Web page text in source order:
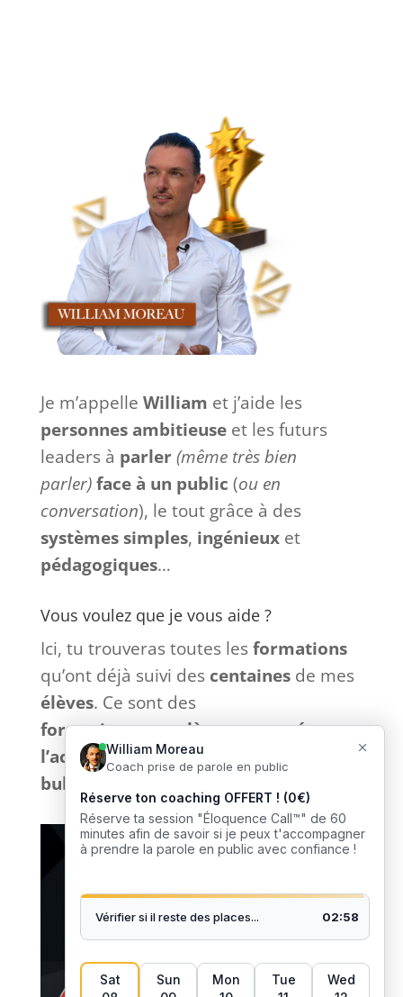
Je m’appelle William et j’aide les
personnes ambitieuseet les futurs
leaders à parler (même très bien
parler) face à un public (ou en
conversation), le tout grâce à des
systèmes simples, ingénieuxet
pédagogiques…
Vous voulez que je vous aide ?
Ici, tu trouveras toutes lesformations
qu’ont déjà suivi des centainesde mes
élèves. Ce sont des
formationscomplètesettournéesvers
l’actionsans bla-bla inutile et
bullshit